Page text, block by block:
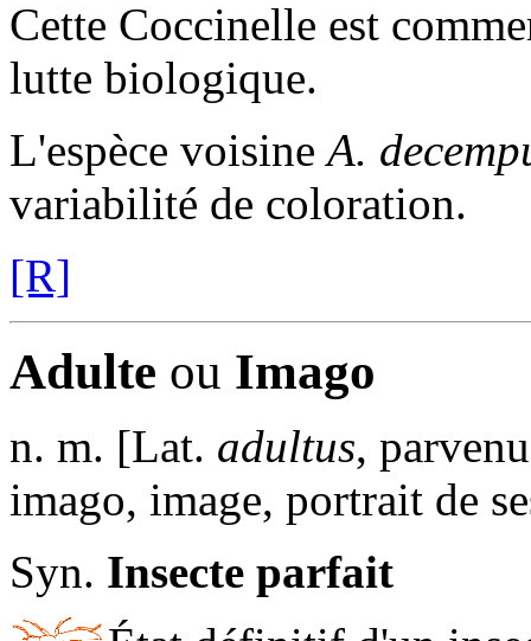
Cette Coccinelle est
lutte biologique.
L'espèce voisineA.
variabilité de coloration.
[R]
Adulte ou Imago
n. m. [Lat. adultus,
imago, image, portrait de
Syn. Insecte parfait